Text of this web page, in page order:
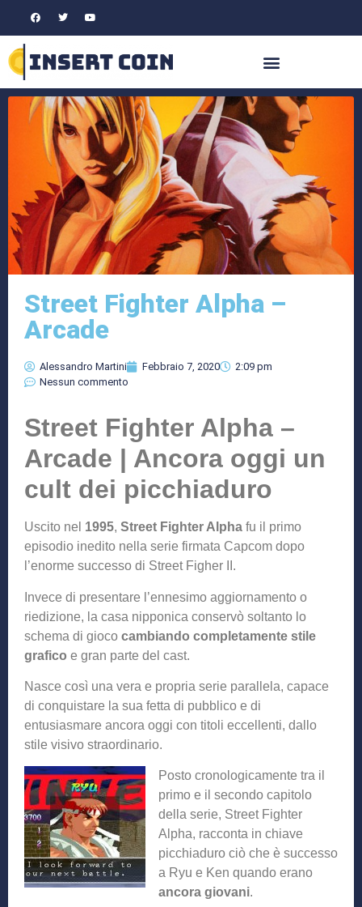
Street Fighter Alpha –
Arcade
Alessandro Martini Febbraio 7, 2020
2:09 pm
Nessun commento
Street Fighter Alpha –
Arcade | Ancora oggi un
cult dei picchiaduro
Uscito nel 1995, Street Fighter Alpha fu il primo
episodio inedito nella serie firmata Capcom dopo
l’enorme successo di Street Figher II.
Invece di presentare l’ennesimo aggiornamento o
riedizione, la casa nipponica conservò soltanto lo
schema di gioco cambiando completamente stile
grafico e gran parte del cast.
Nasce così una vera e propria serie parallela, capace
di conquistare la sua fetta di pubblico e di
entusiasmare ancora oggi con titoli eccellenti, dallo
stile visivo straordinario.
Posto cronologicamente tra il
primo e il secondo capitolo
della serie, Street Fighter
Alpha, racconta in chiave
picchiaduro ciò che è successo
a Ryu e Ken quando erano
ancora giovani.